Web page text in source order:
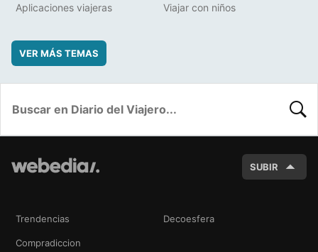
Aplicaciones viajeras Viajar con niños
VER MÁS TEMAS
SUBIR
Trendencias Decoesfera
Compradiccion